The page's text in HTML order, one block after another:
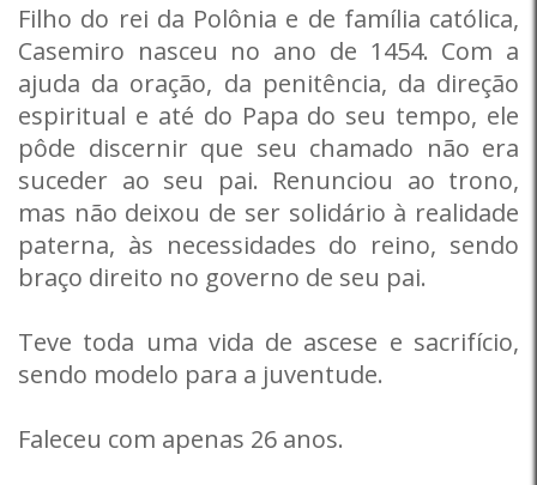
Filho do rei da Polônia e de família católica,
Casemiro nasceu no ano de 1454. Com a
ajuda da oração, da penitência, da direção
espiritual e até do Papa do seu tempo, ele
pôde discernir que seu chamado não era
suceder ao seu pai. Renunciou ao trono,
mas não deixou de ser solidário à realidade
paterna, às necessidades do reino, sendo
braço direito no governo de seu pai.
Teve toda uma vida de ascese e sacrifício,
sendo modelo para a juventude.
Faleceu com apenas 26 anos.